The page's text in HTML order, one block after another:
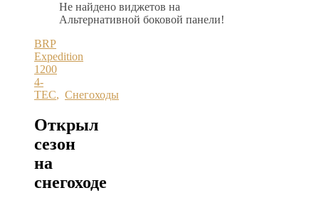
Не найдено виджетов на
Альтернативной боковой панели!
BRP
Expedition
1200
4-
TEC, Снегоходы
Открыл
сезон
на
снегоходе